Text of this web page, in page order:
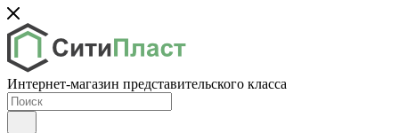
Интернет-магазин представительского класса